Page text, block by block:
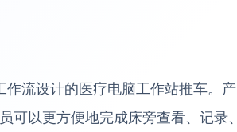
流设计的医疗电脑工作站推车。产
以更方便地完成床旁查看、记录、